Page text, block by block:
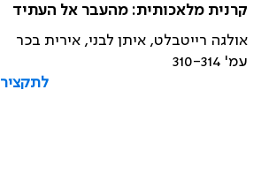
קרנית מלאכותית: מהעבר אל העתיד
אולגה רייטבלט, איתן לבני, אירית בכר
עמ' 310-314
לתקציר